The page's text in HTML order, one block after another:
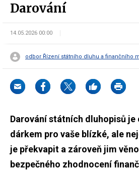
Darování
14.05.2026 00:00
odbor Řízení státního dluhu a finančního
Darování státních dluhopisů
dárkem pro vaše blízké, ale
je překvapit a zároveň jim
bezpečného zhodnocení